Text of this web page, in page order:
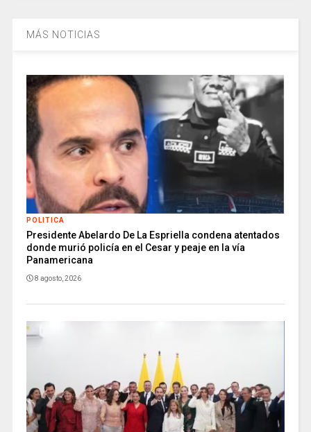
MÁS NOTICIAS
POLITICA
Presidente Abelardo De La Espriella condena atentados
donde murió policía en el Cesar y peaje en la vía
Panamericana
8 agosto, 2026